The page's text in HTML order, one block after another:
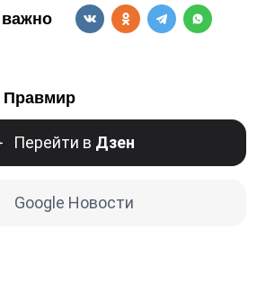
важно
Правмир
Перейти в Дзен
Google Новости